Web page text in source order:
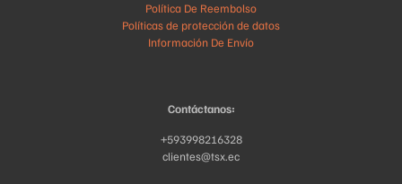
Política De Reembolso
Políticas de protección de datos
Información De Envío
Contáctanos:
+593998216328
clientes@tsx.ec